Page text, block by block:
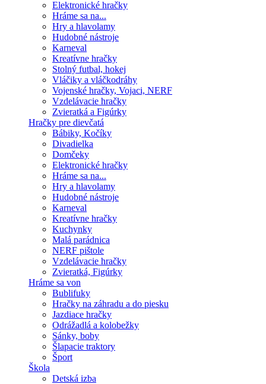
Elektronické hračky
Hráme sa na...
Hry a hlavolamy
Hudobné nástroje
Karneval
Kreatívne hračky
Stolný futbal, hokej
Vláčiky a vláčkodráhy
Vojenské hračky, Vojaci, NERF
Vzdelávacie hračky
Zvieratká a Figúrky
Hračky pre dievčatá
Bábiky, Kočíky
Divadielka
Domčeky
Elektronické hračky
Hráme sa na...
Hry a hlavolamy
Hudobné nástroje
Karneval
Kreatívne hračky
Kuchynky
Malá parádnica
NERF pištole
Vzdelávacie hračky
Zvieratká, Figúrky
Hráme sa von
Bublifuky
Hračky na záhradu a do piesku
Jazdiace hračky
Odrážadlá a kolobežky
Sánky, boby
Šlapacie traktory
Šport
Škola
Detská izba